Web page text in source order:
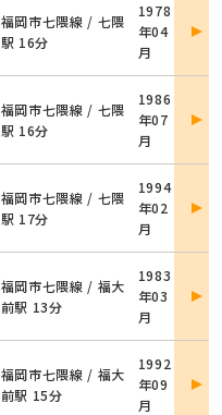
福岡市七隈線 / 七隈
駅 16分
1978
年04
月
詳
福岡市七隈線 / 七隈
駅 16分
1986
年07
月
詳
福岡市七隈線 / 七隈
駅 17分
1994
年02
月
詳
福岡市七隈線 / 福大
前駅 13分
1983
年03
月
詳
福岡市七隈線 / 福大
前駅 15分
1992
年09
月
詳